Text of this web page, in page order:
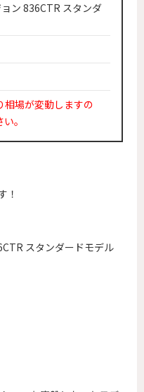
ン 836CTR スタンダ
場が変動しますの
。
！
スタンダードモデル